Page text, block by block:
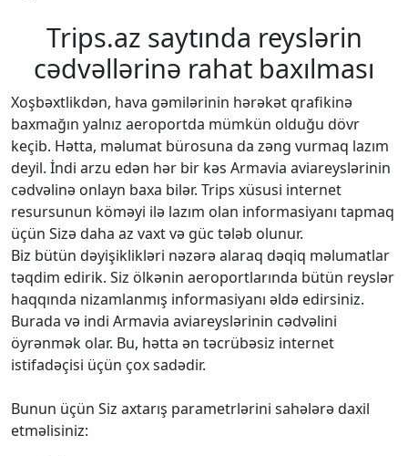
Trips.az saytında reyslərin
cədvəllərinə rahat baxılması
Xoşbəxtlikdən, hava gəmilərinin hərəkət qrafikinə
baxmağın yalnız aeroportda mümkün olduğu dövr
keçib. Hətta, məlumat bürosuna da zəng vurmaq lazım
deyil. İndi arzu edən hər bir kəs Armavia aviareyslərinin
cədvəlinə onlayn baxa bilər. Trips xüsusi internet
resursunun köməyi ilə lazım olan informasiyanı tapmaq
üçün Sizə daha az vaxt və güc tələb olunur.
Biz bütün dəyişiklikləri nəzərə alaraq dəqiq məlumatlar
təqdim edirik. Siz ölkənin aeroportlarında bütün reyslər
haqqında nizamlanmış informasiyanı əldə edirsiniz.
Burada və indi Armavia aviareyslərinin cədvəlini
öyrənmək olar. Bu, hətta ən təcrübəsiz internet
istifadəçisi üçün çox sadədir.
Bunun üçün Siz axtarış parametrlərini sahələrə daxil
etməlisiniz: